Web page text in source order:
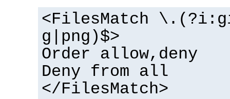
<FilesMatch
g|png)$>
Order allow,deny
Deny from all
</FilesMatch>